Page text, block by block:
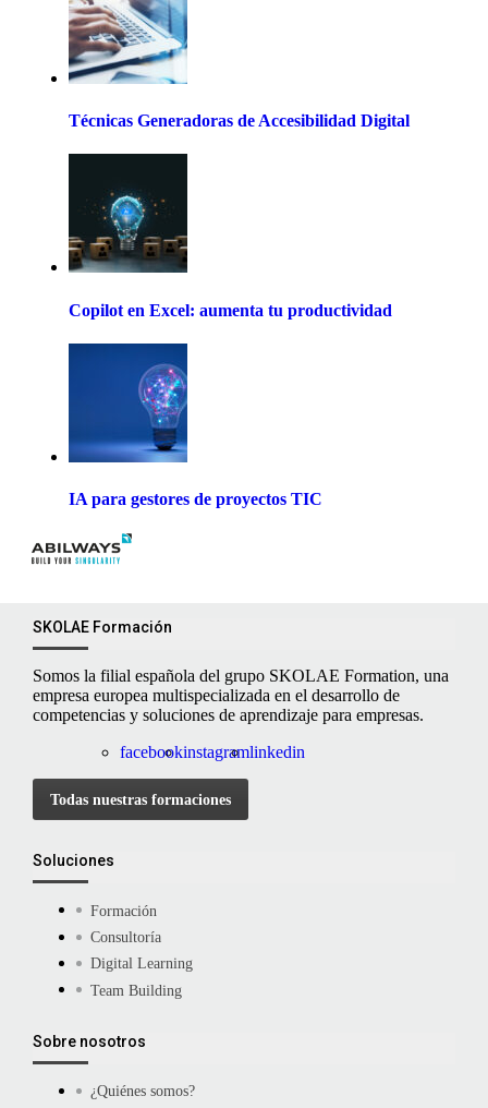
Técnicas Generadoras de Accesibilidad Digital
Copilot en Excel: aumenta tu productividad
IA para gestores de proyectos TIC
SKOLAE Formación
Somos la filial española del grupo SKOLAE Formation, una
empresa europea multispecializada en el desarrollo de
competencias y soluciones de aprendizaje para empresas.
facebookinstagramlinkedin
Todas nuestras formaciones
Soluciones
Formación
Consultoría
Digital Learning
Team Building
Sobre nosotros
¿Quiénes somos?